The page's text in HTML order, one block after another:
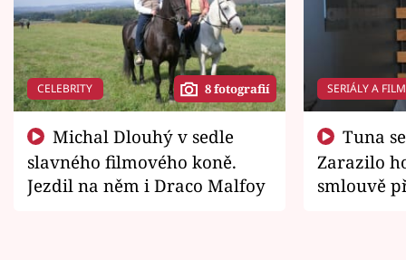
CELEBRITY 8 fotografií
slavného filmového koně.
Jezdil na něm i Draco Malfoy
SERIÁLY A
Zarazilo
smlouvě